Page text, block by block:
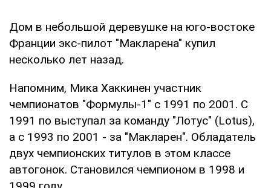
Дом в небольшой деревушке на юго-востоке
Франции экс-пилот "Макларена" купил
несколько лет назад.
Напомним, Мика Хаккинен участник
чемпионатов "Формулы-1" с 1991 по 2001. С
1991 по выступал за команду "Лотус" (Lotus),
а с 1993 по 2001 - за "Макларен". Обладатель
двух чемпионских титулов в этом классе
автогонок. Становился чемпионом в 1998 и